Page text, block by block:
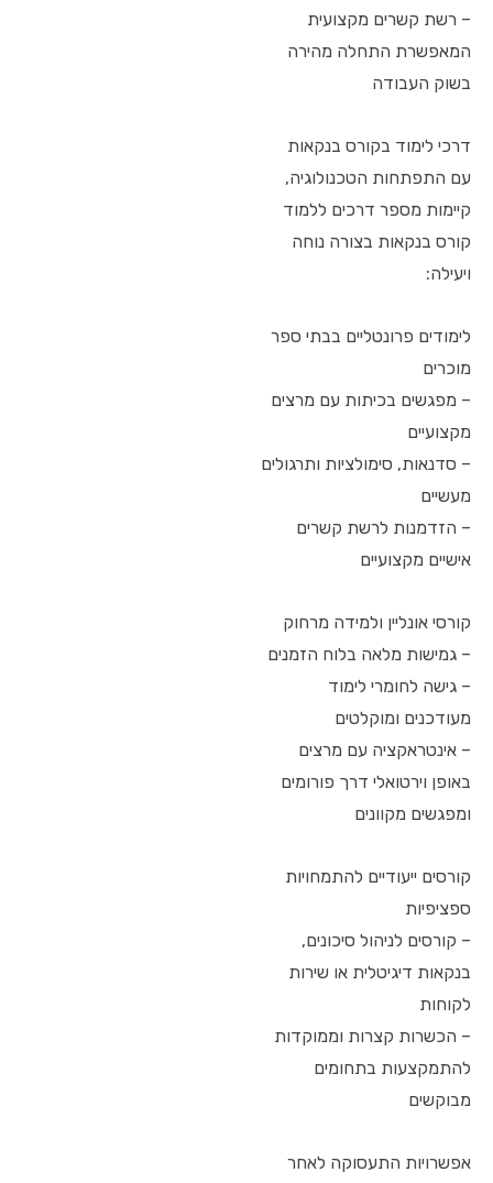
– רשת קשרים מקצועית
המאפשרת התחלה מהירה
בשוק העבודה
דרכי לימוד בקורס בנקאות
עם התפתחות הטכנולוגיה,
קיימות מספר דרכים ללמוד
קורס בנקאות בצורה נוחה
ויעילה:
לימודים פרונטליים בבתי ספר
מוכרים
– מפגשים בכיתות עם מרצים
מקצועיים
– סדנאות, סימולציות ותרגולים
מעשיים
– הזדמנות לרשת קשרים
אישיים מקצועיים
קורסי אונליין ולמידה מרחוק
– גמישות מלאה בלוח הזמנים
– גישה לחומרי לימוד
מעודכנים ומוקלטים
– אינטראקציה עם מרצים
באופן וירטואלי דרך פורומים
ומפגשים מקוונים
קורסים ייעודיים להתמחויות
ספציפיות
– קורסים לניהול סיכונים,
בנקאות דיגיטלית או שירות
לקוחות
– הכשרות קצרות וממוקדות
להתמקצעות בתחומים
מבוקשים
אפשרויות התעסוקה לאחר